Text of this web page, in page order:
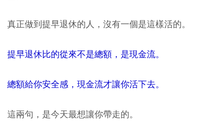
真正做到提早退休的人，沒有一個是這樣活的。
提早退休比的從來不是總額，是現金流。
總額給你安全感，現金流才讓你活下去。
這兩句，是今天最想讓你帶走的。